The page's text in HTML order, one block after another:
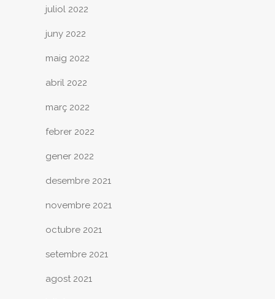
juliol 2022
juny 2022
maig 2022
abril 2022
març 2022
febrer 2022
gener 2022
desembre 2021
novembre 2021
octubre 2021
setembre 2021
agost 2021